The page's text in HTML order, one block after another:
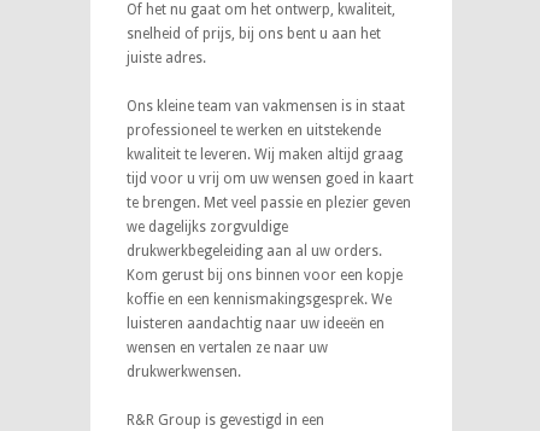
Of het nu gaat om het ontwerp, kwaliteit,
snelheid of prijs, bij ons bent u aan het
juiste adres.
Ons kleine team van vakmensen is in staat
professioneel te werken en uitstekende
kwaliteit te leveren. Wij maken altijd graag
tijd voor u vrij om uw wensen goed in kaart
te brengen. Met veel passie en plezier geven
we dagelijks zorgvuldige
drukwerkbegeleiding aan al uw orders.
Kom gerust bij ons binnen voor een kopje
koffie en een kennismakingsgesprek. We
luisteren aandachtig naar uw ideeën en
wensen en vertalen ze naar uw
drukwerkwensen.
R&R Group is gevestigd in een